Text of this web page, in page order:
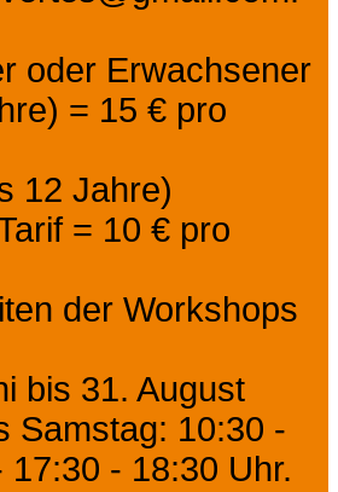
oder Erwachsener
= 15 € pro
12 Jahre)
= 10 € pro
der Workshops
bis 31. August
Samstag: 10:30 -
17:30 - 18:30 Uhr.